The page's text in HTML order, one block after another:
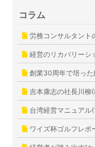
コラム
労務コンサルタント
経営のリカバリーシ
創業30周年で培っ
吉本康志の社長川柳
台湾経営マニュアル
ワイズ杯ゴルフレポ